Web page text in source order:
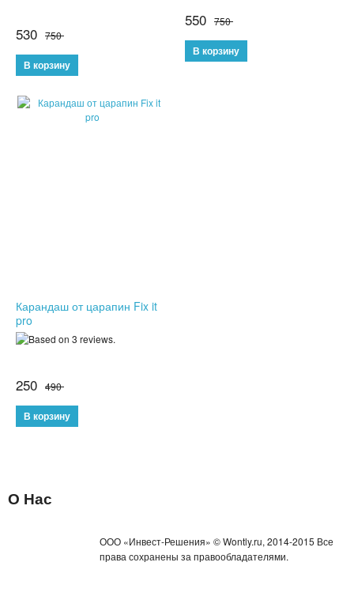
СПИННЕРЫ
НОВОГОДНИЕ ТОВАРЫ
530 750
550 750
Карандаш от царапин Fix it
pro
250 490
О Нас
ООО «Инвест-Решения» © Wontly.ru, 2014-2015 Все
права сохранены за правообладателями.